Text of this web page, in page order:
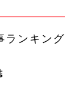
ランキング